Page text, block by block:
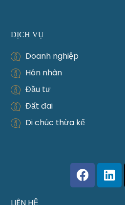
DỊCH VỤ
Doanh nghiệp
Hôn nhân
Đầu tư
Đất đai
Di chúc thừa kế
LIÊN HỆ